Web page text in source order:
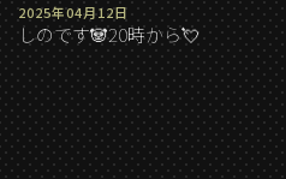
2025年04月12日
しのです🐼20時から💘